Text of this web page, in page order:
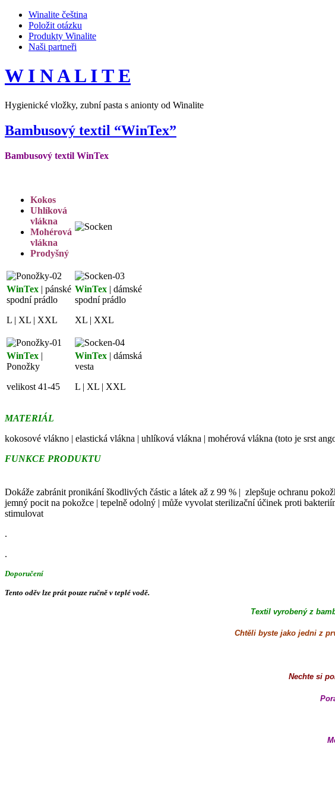
Winalite čeština
Položit otázku
Produkty Winalite
Naši partneři
W I N A L I T E
Hygienické vložky, zubní pasta s anionty od Winalite
Bambusový textil “WinTex”
Bambusový textil WinTex
Kokos
Uhlíková
vlákna
Mohérová
vlákna
Prodyšný
WinTex | pánské
spodní prádlo
L | XL | XXL
WinTex | dámské
spodní prádlo
XL | XXL
WinTex |
Ponožky
velikost 41-45
WinTex | dámská
vesta
L | XL | XXL
MATERIÁL
kokosové vlákno | elastická vlákna | uhlíková vlákna | mohérová vlákna (toto je srst
FUNKCE PRODUKTU
Dokáže zabránit pronikání škodlivých částic a látek až z 99 % | zlepšuje ochranu
jemný pocit na pokožce | tepelně odolný | může vyvolat sterilizační účinek proti
stimulovat
.
.
Doporučení
Tento oděv lze prát pouze ručně v teplé vodě.
Textil vyrobený z
Chtěli byste jako jedni z
Nechte si